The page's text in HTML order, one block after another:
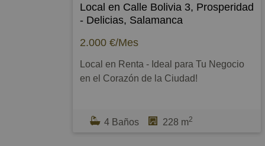
CERTIFICADO ENERGÉTICO
POR LA PROPIEDAD.
Local en Calle Bolivia 3, Prosperidad
- Delicias, Salamanca
2.000 €/Mes
Local en Renta - Ideal para Tu Negocio
en el Corazón de la Ciudad!
m² construidos, ubicado
4 Baños 228 m2